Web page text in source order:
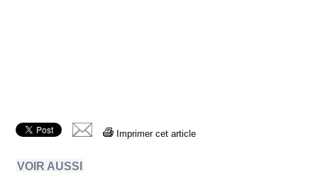
Imprimer cet article
VOIR AUSSI